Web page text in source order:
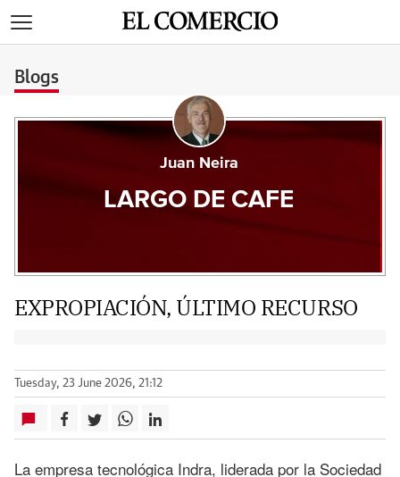
Blogs
Juan Neira
LARGO DE CAFE
EXPROPIACIÓN, ÚLTIMO RECURSO
Tuesday, 23 June 2026, 21:12
La empresa tecnológica Indra, liderada por la Sociedad